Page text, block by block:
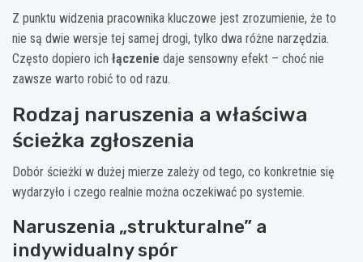
Z punktu widzenia pracownika kluczowe jest zrozumienie, że to
nie są dwie wersje tej samej drogi, tylko dwa różne narzędzia.
Często dopiero ich łączenie daje sensowny efekt – choć nie
zawsze warto robić to od razu.
Rodzaj naruszenia a właściwa
ścieżka zgłoszenia
Dobór ścieżki w dużej mierze zależy od tego, co konkretnie się
wydarzyło i czego realnie można oczekiwać po systemie.
Naruszenia „strukturalne” a
indywidualny spór